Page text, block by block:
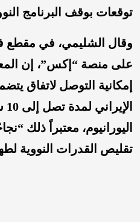
توقعات بوقف البرنامج
وقال الشليمي، في مقطع
على منصة “إكس”، إن
إمكانية التوصل لاتفاق
اليورانيوم، معتبراً ذلك
تقليص القدرات النووية